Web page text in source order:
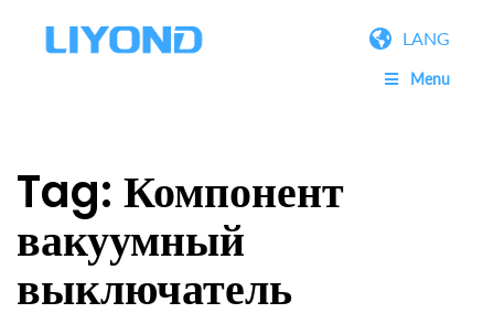
LANG
Menu
Tag: Компонент
вакуумный
выключатель